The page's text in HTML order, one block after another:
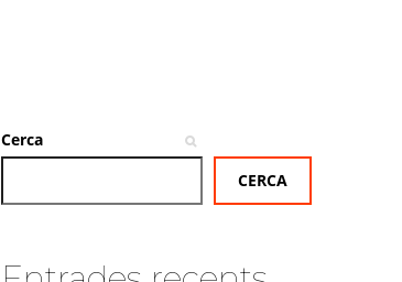
Cerca
CERCA